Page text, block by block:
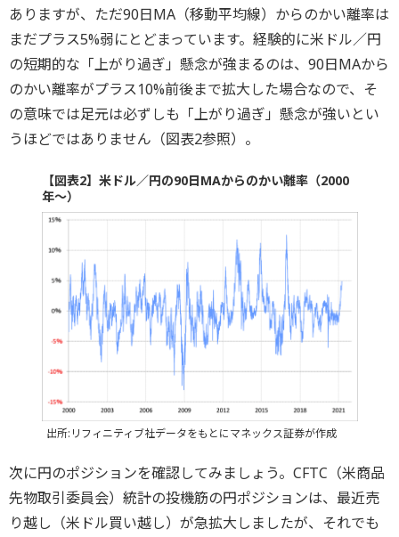
ありますが、ただ90日MA（移動平均線）からのかい離率は
まだプラス5%弱にとどまっています。経験的に米ドル／円
の短期的な「上がり過ぎ」懸念が強まるのは、90日MAから
のかい離率がプラス10%前後まで拡大した場合なので、そ
の意味では足元は必ずしも「上がり過ぎ」懸念が強いとい
うほどではありません（図表2参照）。
【図表2】米ドル／円の90日MAからのかい離率（2000
年～）
出所:リフィニティブ社データをもとにマネックス証券が作成
次に円のポジションを確認してみましょう。CFTC（米商品
先物取引委員会）統計の投機筋の円ポジションは、最近売
り越し（米ドル買い越し）が急拡大しましたが、それでも